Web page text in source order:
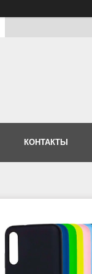
КОНТАКТЫ